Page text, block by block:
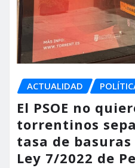
ACTUALIDAD
El PSOE no
torrentinos
tasa de
Ley 7/2022 de